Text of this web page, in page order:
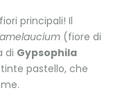
principali! Il
(fiore di
di Gypsophila
pastello, che